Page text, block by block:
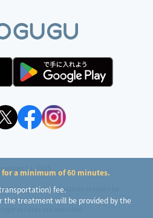
a minimum of 60 minutes.
fee.
the treatment will be provided by the
31, 2025
outcall relaxation services for